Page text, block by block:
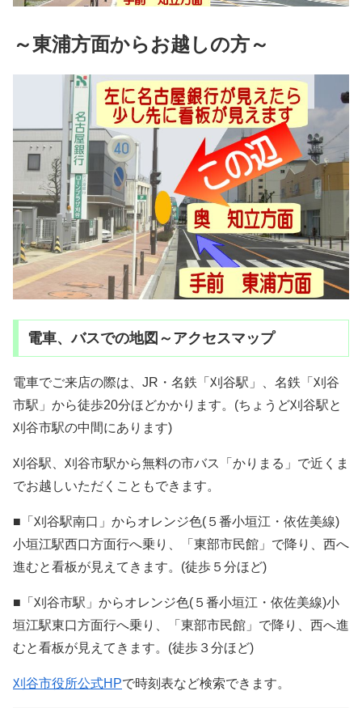
～東浦方面からお越しの方～
電車、バスでの地図～アクセスマップ
電車でご来店の際は、JR・名鉄「刈谷駅」、名鉄「刈谷
市駅」から徒歩20分ほどかかります。(ちょうど刈谷駅と
刈谷市駅の中間にあります)
刈谷駅、刈谷市駅から無料の市バス「かりまる」で近くま
でお越しいただくこともできます。
■「刈谷駅南口」からオレンジ色(５番小垣江・依佐美線)
小垣江駅西口方面行へ乗り、「東部市民館」で降り、西へ
進むと看板が見えてきます。(徒歩５分ほど)
■「刈谷市駅」からオレンジ色(５番小垣江・依佐美線)小
垣江駅東口方面行へ乗り、「東部市民館」で降り、西へ進
むと看板が見えてきます。(徒歩３分ほど)
刈谷市役所公式HPで時刻表など検索できます。